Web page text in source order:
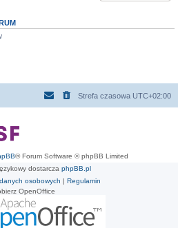
Strefa czasowa UTC+02:00
® Forum Software © phpBB Limited
dostarcza phpBB.pl
osobowych | Regulamin
OpenOffice